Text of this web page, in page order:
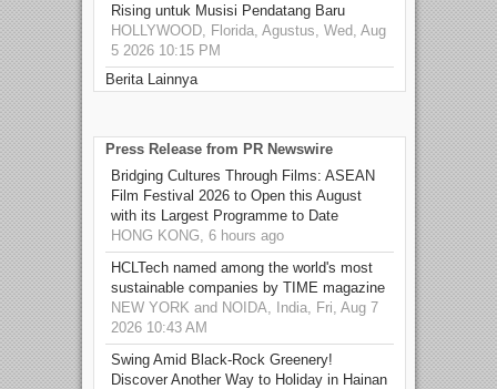
Rising untuk Musisi Pendatang Baru
HOLLYWOOD, Florida, Agustus, Wed, Aug
5 2026 10:15 PM
Berita Lainnya
Press Release from PR Newswire
Bridging Cultures Through Films: ASEAN
Film Festival 2026 to Open this August
with its Largest Programme to Date
HONG KONG, 6 hours ago
HCLTech named among the world's most
sustainable companies by TIME magazine
NEW YORK and NOIDA, India, Fri, Aug 7
2026 10:43 AM
Swing Amid Black‑Rock Greenery!
Discover Another Way to Holiday in Hainan